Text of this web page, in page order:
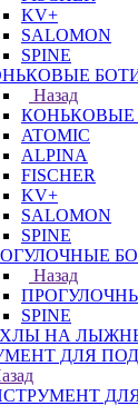
KV+
SALOMON
SPINE
Назад
КОНЬКОВЫЕ
ATOMIC
ALPINA
FISCHER
KV+
SALOMON
SPINE
Назад
SPINE
НА
ДЛЯ